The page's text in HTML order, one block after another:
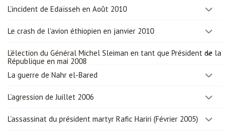
L’incident de Edaïsseh en Août 2010
Le crash de l’avion éthiopien en janvier 2010
L’élection du Général Michel Sleiman en tant que Président de la
République en mai 2008
La guerre de Nahr el-Bared
L’agression de Juillet 2006
L’assassinat du président martyr Rafic Hariri (Février 2005)